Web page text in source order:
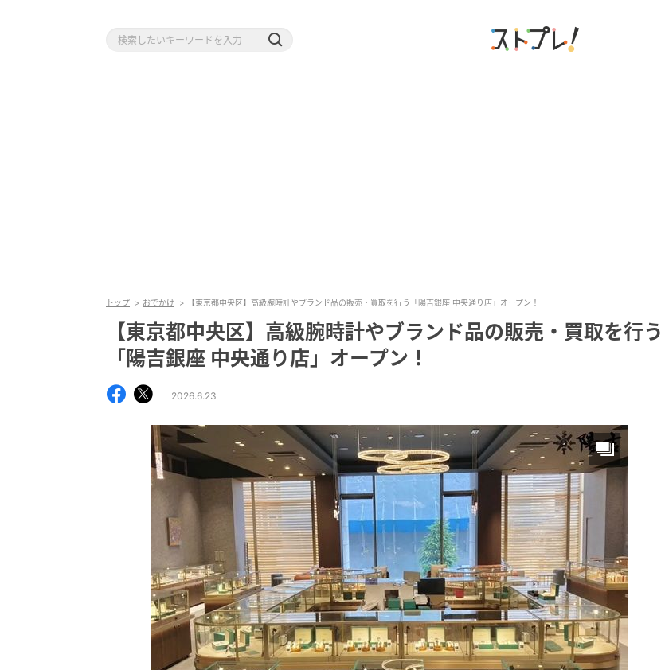
トップ おでかけ 【東京都中央区】高級腕時計やブランド品の販売・買取を行う「陽吉銀座 中央通り店」オープン！
【東京都中央区】高級腕時計やブランド品の販売・買取を行う
「陽吉銀座 中央通り店」オープン！
2026.6.23